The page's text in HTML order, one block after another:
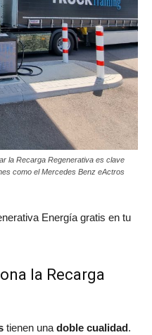
la Recarga Regenerativa es clave
como el Mercedes Benz eActros
Energía gratis en tu
la Recarga
tienen una doble cualidad.